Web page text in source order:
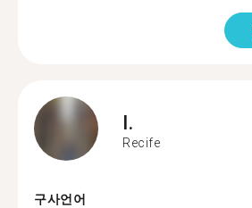
I.
Recife
구사언어